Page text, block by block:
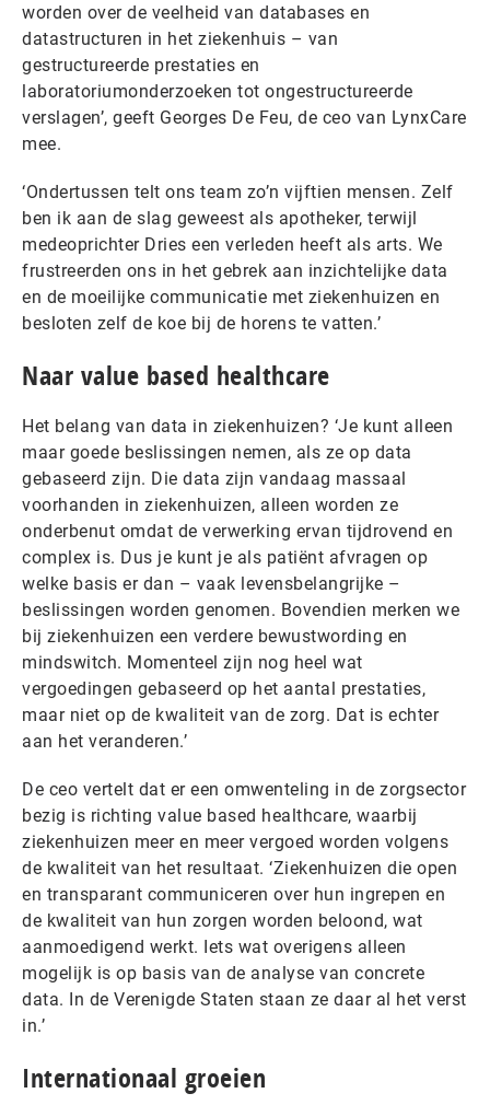
worden over de veelheid van databases en
datastructuren in het ziekenhuis – van
gestructureerde prestaties en
laboratoriumonderzoeken tot ongestructureerde
verslagen’, geeft Georges De Feu, de ceo van LynxCare
mee.
‘Ondertussen telt ons team zo’n vijftien mensen. Zelf
ben ik aan de slag geweest als apotheker, terwijl
medeoprichter Dries een verleden heeft als arts. We
frustreerden ons in het gebrek aan inzichtelijke data
en de moeilijke communicatie met ziekenhuizen en
besloten zelf de koe bij de horens te vatten.’
Naar value based healthcare
Het belang van data in ziekenhuizen? ‘Je kunt alleen
maar goede beslissingen nemen, als ze op data
gebaseerd zijn. Die data zijn vandaag massaal
voorhanden in ziekenhuizen, alleen worden ze
onderbenut omdat de verwerking ervan tijdrovend en
complex is. Dus je kunt je als patiënt afvragen op
welke basis er dan – vaak levensbelangrijke –
beslissingen worden genomen. Bovendien merken we
bij ziekenhuizen een verdere bewustwording en
mindswitch. Momenteel zijn nog heel wat
vergoedingen gebaseerd op het aantal prestaties,
maar niet op de kwaliteit van de zorg. Dat is echter
aan het veranderen.’
De ceo vertelt dat er een omwenteling in de zorgsector
bezig is richting value based healthcare, waarbij
ziekenhuizen meer en meer vergoed worden volgens
de kwaliteit van het resultaat. ‘Ziekenhuizen die open
en transparant communiceren over hun ingrepen en
de kwaliteit van hun zorgen worden beloond, wat
aanmoedigend werkt. Iets wat overigens alleen
mogelijk is op basis van de analyse van concrete
data. In de Verenigde Staten staan ze daar al het verst
in.’
Internationaal groeien